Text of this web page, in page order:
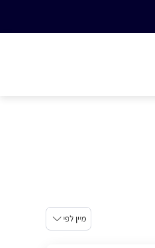
מיין לפי